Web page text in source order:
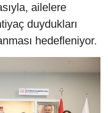
ailelere
duydukları
hedefleniyor.